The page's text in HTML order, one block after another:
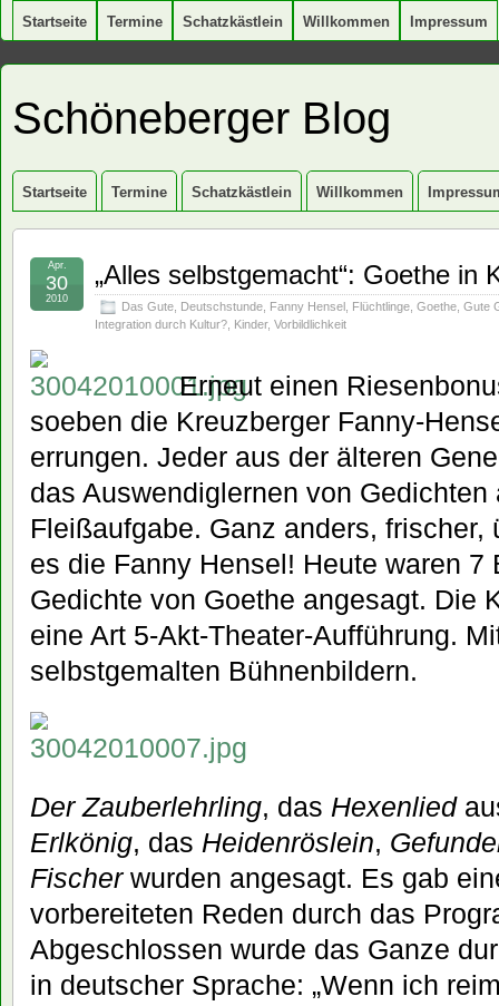
Startseite Termine Schatzkästlein Willkommen Impressum
Schöneberger Blog
Startseite Termine Schatzkästlein Willkommen
„Alles selbstgemacht“: Goethe in
Das Gute Deutschstunde Fanny Hensel Flüchtlinge Goethe Gute
Integration durch Kultur? Kinder, Vorbildlichkeit
Apr.
30
2010
Erneut einen
soeben die Kreuzberger Fanny-
errungen. Jeder aus der älteren
das Auswendiglernen von
Fleißaufgabe. Ganz anders, frischer,
es die Fanny Hensel! Heute waren 7
Gedichte von Goethe angesagt. Die
eine Art 5-Akt-Theater-Aufführung.
selbstgemalten Bühnenbildern.
Der Zauberlehrling, das Hexenlied
Erlkönig, das Heidenröslein,
Fischer wurden angesagt. Es gab
vorbereiteten Reden durch das
Abgeschlossen wurde das Ganze
in deutscher Sprache: „Wenn ich